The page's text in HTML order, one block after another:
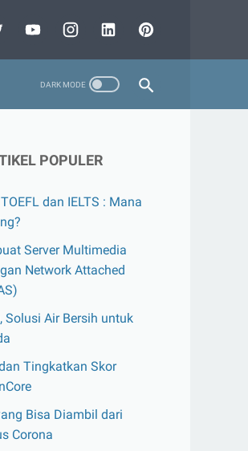
POPULER
dan IELTS : Mana
Server Multimedia
Network Attached
Solusi Air Bersih untuk
Tingkatkan Skor
Bisa Diambil dari
Corona